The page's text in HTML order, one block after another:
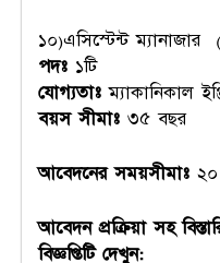
১০)এসিস্টেন্ট
পদঃ ১টি
যোগ্যতাঃ ম্যাকানিকাল
বয়স সীমাঃ ৩৫ বছর
আবেদনের সময়সীমাঃ
আবেদন প্রক্রিয়া সহ
বিজ্ঞপ্তিটি দেখুন: